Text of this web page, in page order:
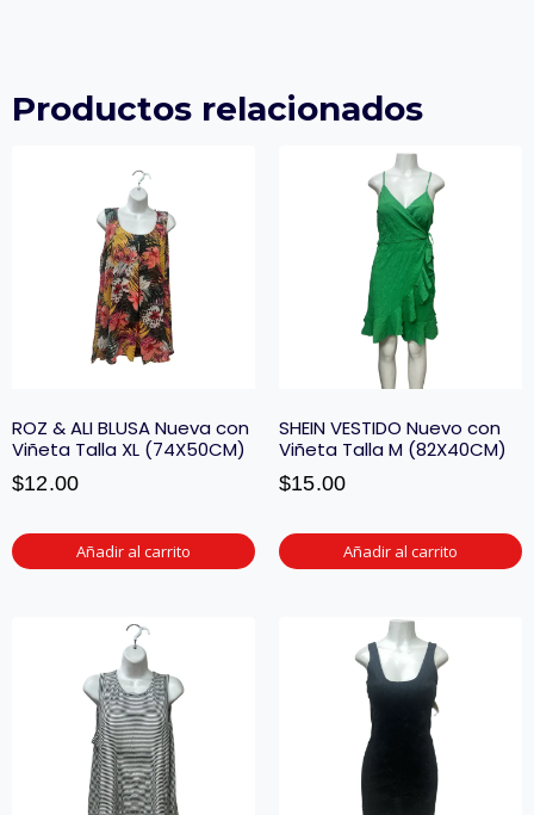
Productos relacionados
ROZ & ALI BLUSA Nueva con
Viñeta Talla XL (74X50CM)
$12.00
Añadir al carrito
SHEIN VESTIDO Nuevo con
Viñeta Talla M (82X40CM)
$15.00
Añadir al carrito